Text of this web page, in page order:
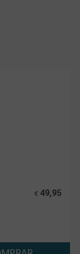
€ 49,95